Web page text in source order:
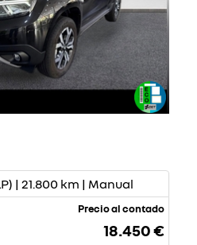
| 21.800 km | Manual
Precio al contado
18.450 €